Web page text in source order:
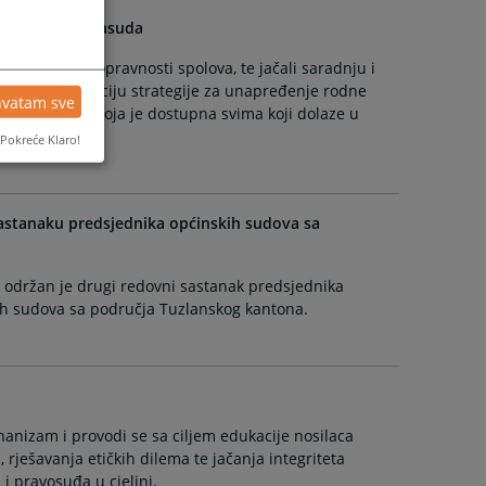
predrasuda
ravnopravnosti spolova, te jačali saradnju i
implementaciju strategije za unapređenje rodne
je anketu koja je dostupna svima koji dolaze u
predsjednika općinskih sudova sa
je drugi redovni sastanak predsjednika
sa područja Tuzlanskog kantona.
i provodi se sa ciljem edukacije nosilaca
etičkih dilema te jačanja integriteta
pravosuđa u cjelini.
sve
Pokreće Klaro!